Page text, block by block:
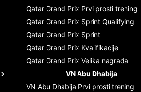
Qatar Grand Prix Prvi prosti trening
Qatar Grand Prix Sprint Qualifying
Qatar Grand Prix Sprint
Qatar Grand Prix Kvalifikacije
Qatar Grand Prix Velika nagrada
VN Abu Dhabija
VN Abu Dhabija Prvi prosti trening